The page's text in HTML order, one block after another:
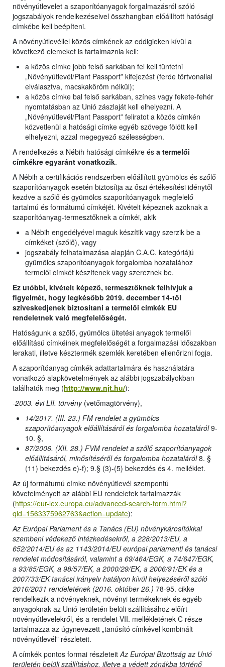
növényútlevelet a szaporítóanyagok forgalmazásról szóló
jogszabályok rendelkezéseivel összhangban előállított hatósági
címkébe kell beépíteni.
A növényútlevéllel közös címkének az eddigieken kívül a
következő elemeket is tartalmaznia kell:
a közös címke jobb felső sarkában fel kell tüntetni
„Növényútlevél/Plant Passport” kifejezést (ferde törtvonallal
elválasztva, macskaköröm nélkül);
a közös címke bal felső sarkában, színes vagy fekete-fehér
nyomtatásban az Unió zászlaját kell elhelyezni. A
„Növényútlevél/Plant Passport” feliratot a közös címkén
közvetlenül a hatósági címke egyéb szövege fölött kell
elhelyezni, azzal megegyező szélességben.
A rendelkezés a Nébih hatósági címkékre és a termelői
címkékre egyaránt vonatkozik.
A Nébih a certifikációs rendszerben előállított gyümölcs és szőlő
szaporítóanyagok esetén biztosítja az őszi értékesítési idénytől
kezdve a szőlő és gyümölcs szaporítóanyagok megfelelő
tartalmú és formátumú címkéjét. Kivételt képeznek azoknak a
szaporítóanyag-termesztőknek a címkéi, akik
a Nébih engedélyével maguk készítik vagy szerzik be a
címkéket (szőlő), vagy
jogszabály felhatalmazása alapján C.A.C. kategóriájú
gyümölcs szaporítóanyagok forgalomba hozatalához
termelői címkét készítenek vagy szereznek be.
Ez utóbbi, kivételt képező, termesztőknek felhívjuk a
figyelmét, hogy legkésőbb 2019. december 14-től
szíveskedjenek biztosítani a termelői címkék EU
rendeletnek való megfelelőségét.
Hatóságunk a szőlő, gyümölcs ültetési anyagok termelői
előállítású címkéinek megfelelőségét a forgalmazási időszakban
lerakati, illetve késztermék szemlék keretében ellenőrizni fogja.
A szaporítóanyag címkék adattartalmára és használatára
vonatkozó alapkövetelmények az alábbi jogszabályokban
találhatók meg (http://www.njt.hu/):
-2003. évi LII. törvény(vetőmagtörvény),
14/2017. (III. 23.) FM rendelet a gyümölcs
szaporítóanyagok előállításáról és forgalomba hozataláról9-
10. §,
87/2006. (XII. 28.) FVM rendelet a szőlő szaporítóanyagok
előállításáról, minősítéséről és forgalomba hozataláról8. §
(11) bekezdés e)-f); 9.§ (3)-(5) bekezdés és 4. melléklet.
Az új formátumú címke növényútlevél szempontú
követelményeit az alábbi EU rendeletek tartalmazzák
(https://eur-lex.europa.eu/advanced-search-form.html?
qid=1563375962763&action=update):
Az Európai Parlament és a Tanács (EU) növénykárosítókkal
szembeni védekező intézkedésekről, a 228/2013/EU, a
652/2014/EU és az 1143/2014/EU európai parlamenti és tanácsi
rendelet módosításáról, valamint a 69/464/EGK, a 74/647/EGK,
a 93/85/EGK, a 98/57/EK, a 2000/29/EK, a 2006/91/EK és a
2007/33/EK tanácsi irányelv hatályon kívül helyezéséről szóló
2016/2031 rendeletének (2016. október 26.) 78-95. cikke
rendelkezik a növényeknek, növényi termékeknek és egyéb
anyagoknak az Unió területén belüli szállításához előírt
növényútlevelekről, és a rendelet VII. mellékletének C része
tartalmazza az úgynevezett „tanúsító címkével kombinált
növényútlevél” részleteit.
A címkék pontos formai részleteitAz Európai Bizottság az Unió
területén belüli szállításhoz, illetve a védett zónákba történő